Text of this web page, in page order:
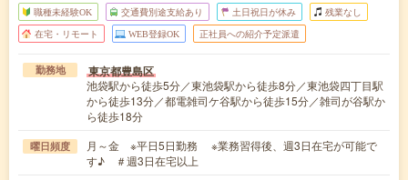
職種未経験OK 交通費別途支給あり 土日祝日が休み 残業なし
在宅・リモート WEB登録OK 正社員への紹介予定派遣
勤務地 東京都豊島区
池袋駅から徒歩5分／東池袋駅から徒歩8分／東池袋四丁目駅
から徒歩13分／都電雑司ケ谷駅から徒歩15分／雑司が谷駅か
ら徒歩18分
曜日頻度
月～金 ※平日5日勤務 ※業務習得後、週3日在宅が可能で
す♪ ＃週3日在宅以上